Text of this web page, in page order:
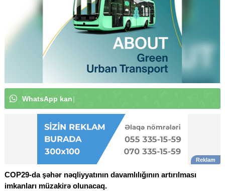
WhatsApp kana
COP29-da şəhər nəqliyyatının davamlılığının artırılması
imkanları müzakirə olunacaq.